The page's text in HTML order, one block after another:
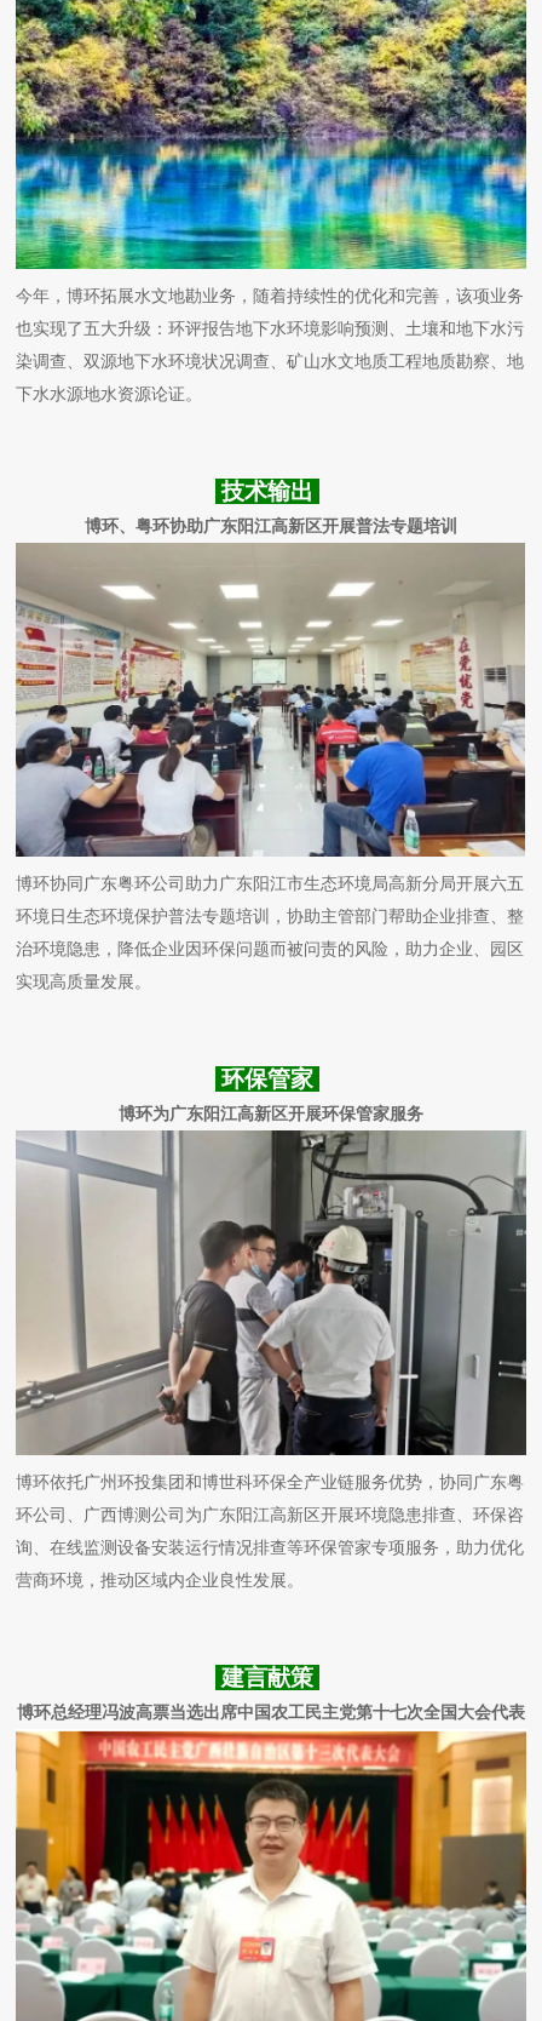
今年，博环拓展水文地勘业务，随着持续性的优化和完善，该项业务
也实现了五大升级：环评报告地下水环境影响预测、土壤和地下水污
染调查、双源地下水环境状况调查、矿山水文地质工程地质勘察、地
下水水源地水资源论证。
技术输出
博环、粤环协助广东阳江高新区开展普法专题培训
博环协同广东粤环公司助力广东阳江市生态环境局高新分局开展六五
环境日生态环境保护普法专题培训，协助主管部门帮助企业排查、整
治环境隐患，降低企业因环保问题而被问责的风险，助力企业、园区
实现高质量发展。
环保管家
博环为广东阳江高新区开展环保管家服务
博环依托广州环投集团和博世科环保全产业链服务优势，协同广东粤
环公司、广西博测公司为广东阳江高新区开展环境隐患排查、环保咨
询、在线监测设备安装运行情况排查等环保管家专项服务，助力优化
营商环境，推动区域内企业良性发展。
建言献策
博环总经理冯波高票当选出席中国农工民主党第十七次全国大会代表